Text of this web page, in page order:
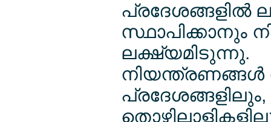
പ്രദേശങ്ങളില്‍
സ്ഥാപിക്കാനും
ലക്ഷ്യമിടുന്നു.
നിയന്ത്രണങ്ങള്‍